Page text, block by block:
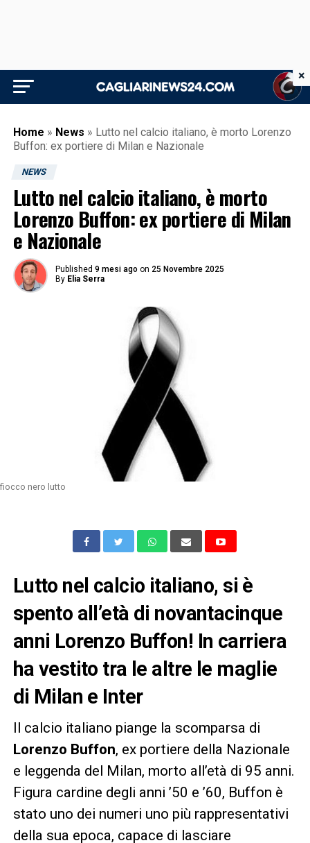
Home » News » Lutto nel calcio italiano, è morto Lorenzo
Buffon: ex portiere di Milan e Nazionale
NEWS
Lutto nel calcio italiano, è morto
Lorenzo Buffon: ex portiere di Milan
e Nazionale
Published 9 mesi ago on 25 Novembre 2025
By Elia Serra
fiocco nero lutto
Lutto nel calcio italiano, si è
spento all’età di novantacinque
anni Lorenzo Buffon! In carriera
ha vestito tra le altre le maglie
di Milan e Inter
Il calcio italiano piange la scomparsa di
Lorenzo Buffon, ex portiere della Nazionale
e leggenda del Milan, morto all’età di 95 anni.
Figura cardine degli anni ’50 e ’60, Buffon è
stato uno dei numeri uno più rappresentativi
della sua epoca, capace di lasciare
×